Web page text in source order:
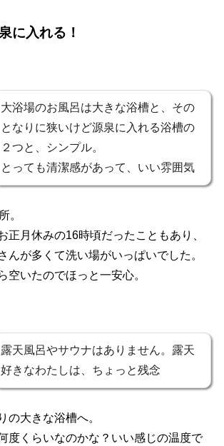
に入れる！
大浴場のお風呂は大きな浴槽と、その
となりに狭いけど源泉に入れる浴槽の
２つと、シンプル。
とっても清潔感があって、いい雰囲気
。
正月休みの16時頃だったこともあり、
んが多くて洗い場がいっぱいでした。
空いたのでほっと一安心。
露天風呂やサウナはありません。露天
好きなわたしは、ちょっと残念
の大きな浴槽へ。
度くらいなのかな？いい感じの温度で